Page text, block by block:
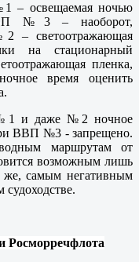
– освещаемая ночью
№3 – наоборот,
– светоотражающая
на стационарный
пленка,
время оценить
№1 и даже №2 ночное
ВВП №3 - запрещено.
маршрутам от
возможным лишь
же, самым негативным
судоходстве.
Росморречфлота